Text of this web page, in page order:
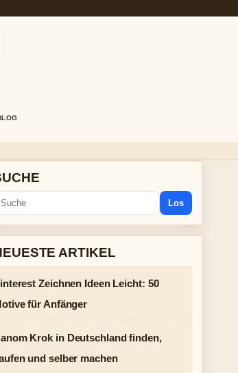
Los
ARTIKEL
Zeichnen Ideen Leicht: 50
für Anfänger
Krok in Deutschland finden,
und selber machen